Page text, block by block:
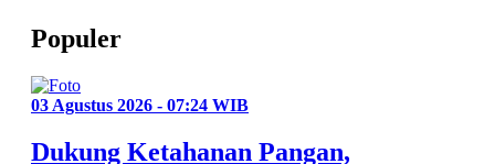
Populer
03 Agustus 2026 - 07:24 WIB
Dukung Ketahanan Pangan,